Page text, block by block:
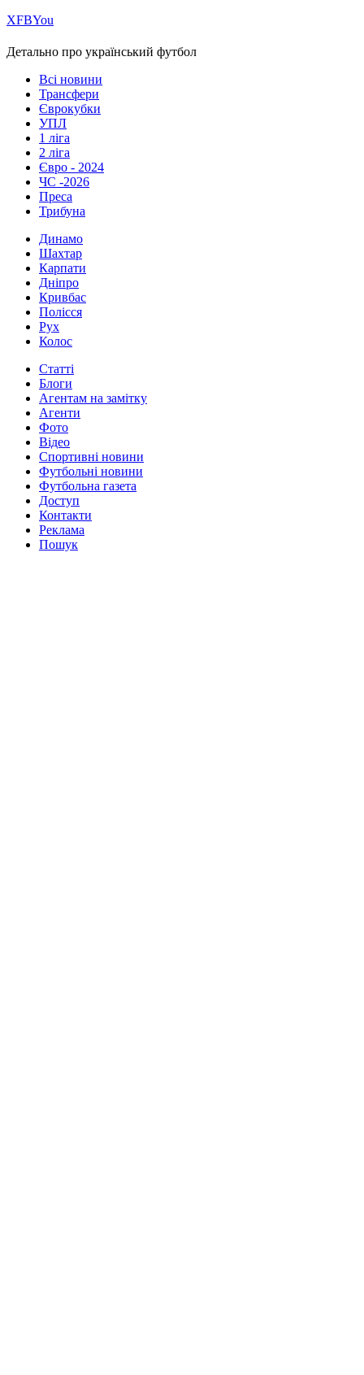
ХFBYou
Детально про український футбол
Всі новини
Трансфери
Єврокубки
УПЛ
1 ліга
2 ліга
Євро - 2024
ЧС -2026
Преса
Трибуна
Динамо
Шахтар
Карпати
Дніпро
Кривбас
Полісся
Рух
Колос
Статті
Блоги
Агентам на замітку
Агенти
Фото
Відео
Спортивні новини
Футбольні новини
Футбольна газета
Доступ
Контакти
Реклама
Пошук